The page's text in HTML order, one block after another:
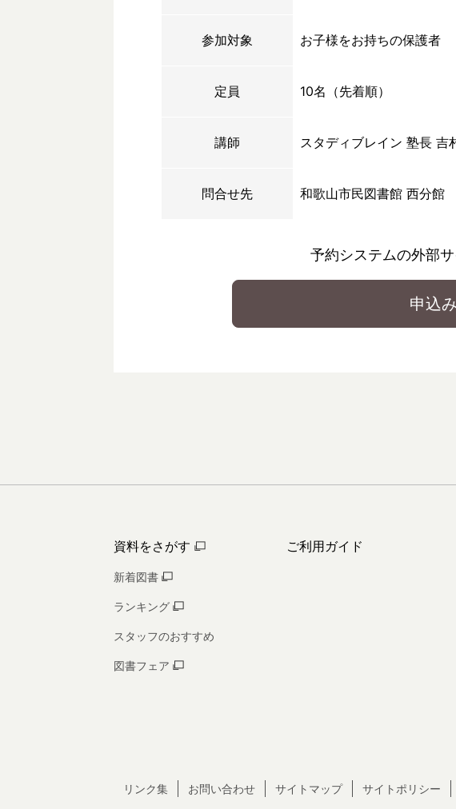
参加対象 お子様をお持ちの保護者
定員 10名（先着順）
講師 スタディブレイン 塾長 吉
問合せ先 和歌山市民図書館 西分館
予約システムの外部
申込み
資料をさがす
新着図書
ランキング
スタッフのおすすめ
図書フェア
ご利用ガイド
リンク集 お問い合わせ サイトマップ サイトポリシー